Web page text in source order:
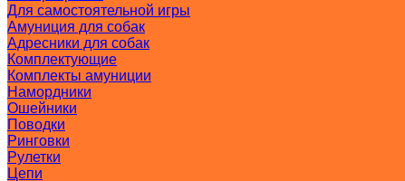
Для самостоятельной игры
Амуниция для собак
Адресники для собак
Комплектующие
Комплекты амуниции
Намордники
Ошейники
Поводки
Ринговки
Рулетки
Цепи